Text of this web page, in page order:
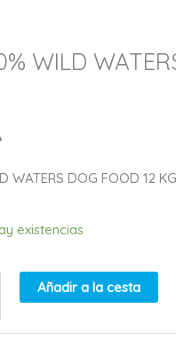
WILD
WATERS DOG FOOD 12 KG
existencias
Añadir a la cesta